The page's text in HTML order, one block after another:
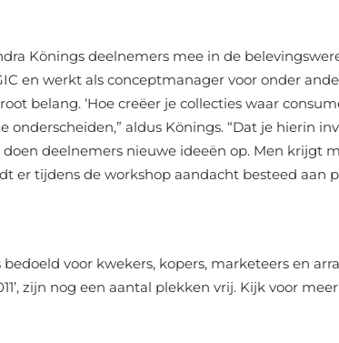
Könings deelnemers mee in de
en werkt als conceptmanager voor onder
belang. ‘Hoe creëer je collecties waar
onderscheiden,” aldus Könings. “Dat je hierin
deelnemers nieuwe ideeën op. Men krijgt
er tijdens de workshop aandacht besteed aan
voor kwekers, kopers, marketeers en
zijn nog een aantal plekken vrij. Kijk voor